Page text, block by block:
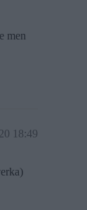
men
18:49